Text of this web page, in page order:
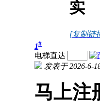
实
[复制链
1#
电梯直达
发表于 2026-6-
马上注